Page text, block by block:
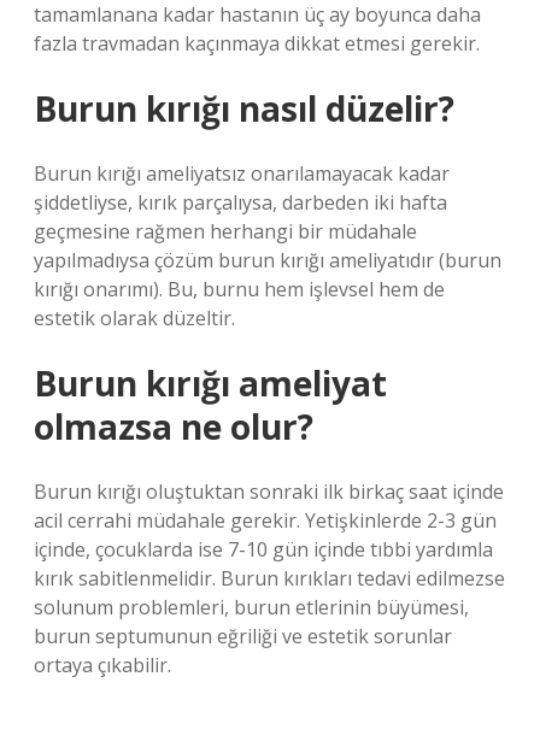
tamamlanana kadar hastanın üç ay boyunca daha
fazla travmadan kaçınmaya dikkat etmesi gerekir.
Burun kırığı nasıl düzelir?
Burun kırığı ameliyatsız onarılamayacak kadar
şiddetliyse, kırık parçalıysa, darbeden iki hafta
geçmesine rağmen herhangi bir müdahale
yapılmadıysa çözüm burun kırığı ameliyatıdır (burun
kırığı onarımı). Bu, burnu hem işlevsel hem de
estetik olarak düzeltir.
Burun kırığı ameliyat
olmazsa ne olur?
Burun kırığı oluştuktan sonraki ilk birkaç saat içinde
acil cerrahi müdahale gerekir. Yetişkinlerde 2-3 gün
içinde, çocuklarda ise 7-10 gün içinde tıbbi yardımla
kırık sabitlenmelidir. Burun kırıkları tedavi edilmezse
solunum problemleri, burun etlerinin büyümesi,
burun septumunun eğriliği ve estetik sorunlar
ortaya çıkabilir.